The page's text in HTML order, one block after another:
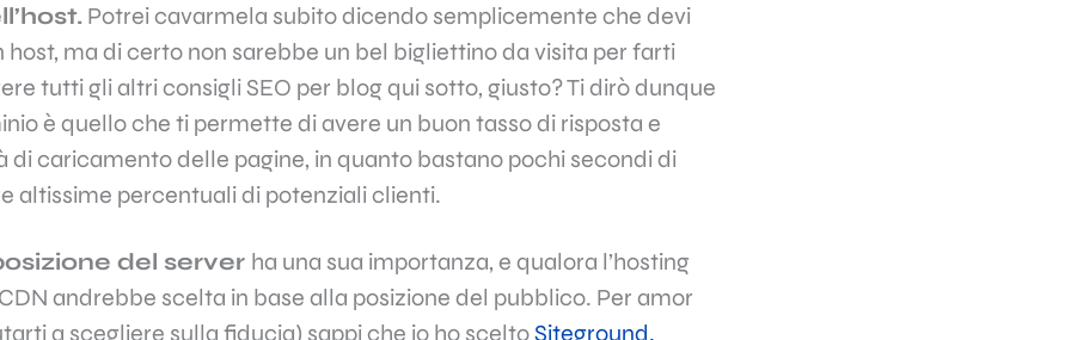
Potrei cavarmela subito dicendo semplicemente che devi
host, ma di certo non sarebbe un bel bigliettino da visita per farti
tutti gli altri consigli SEO per blog qui sotto, giusto? Ti dirò dunque
è quello che ti permette di avere un buon tasso di risposta e
di caricamento delle pagine, in quanto bastano pochi secondi di
altissime percentuali di potenziali clienti.
del server ha una sua importanza, e qualora l’hosting
andrebbe scelta in base alla posizione del pubblico. Per amor
a scegliere sulla fiducia) sappi che io ho sceltoSiteground.